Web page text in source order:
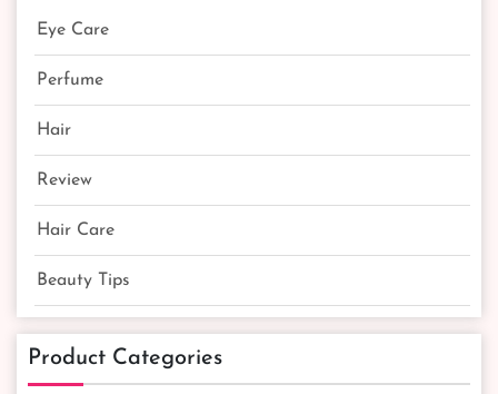
Eye Care
Perfume
Hair
Review
Hair Care
Beauty Tips
Product Categories